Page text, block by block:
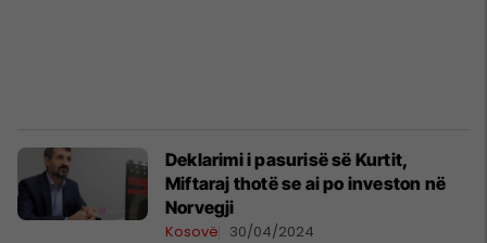
Deklarimi i pasurisë së Kurtit,
Miftaraj thotë se ai po investon në
Norvegji
Kosovë 30/04/2024